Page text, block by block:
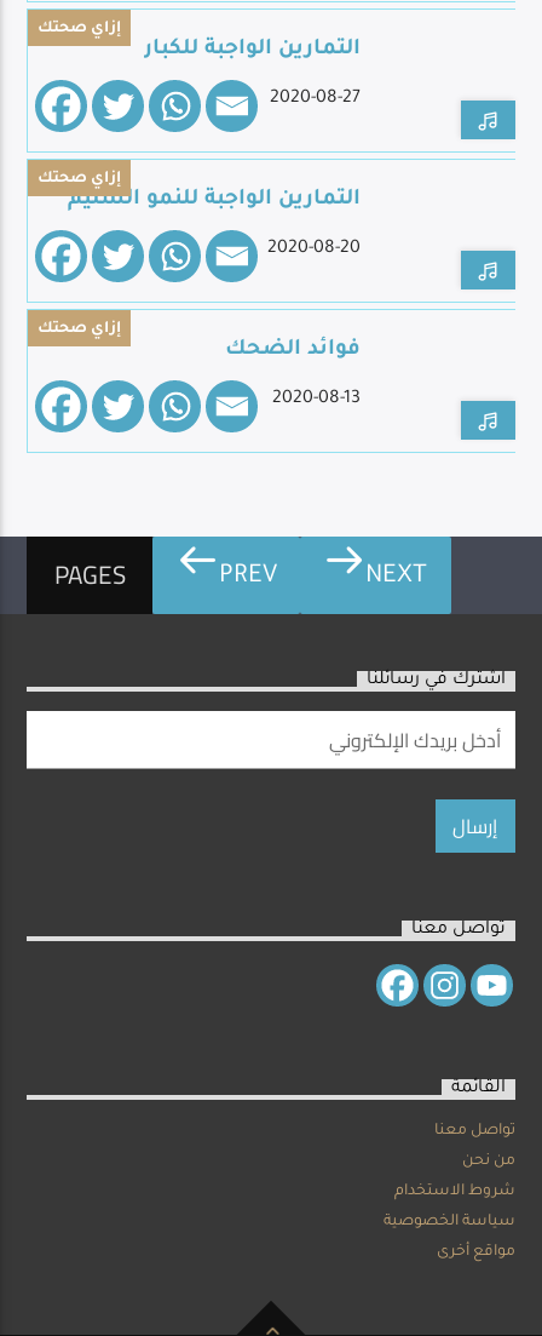
إزاي صحتك
التمارين الواجبة للكبار
2020-08-27
إزاي صحتك
التمارين الواجبة للنمو السليم
2020-08-20
إزاي صحتك
فوائد الضحك
2020-08-13
PAGES PREV NEXT
اشترك في رسائلنا
تواصل معنا
القائمة
تواصل معنا
من نحن
شروط الاستخدام
سياسة الخصوصية
مواقع أخرى